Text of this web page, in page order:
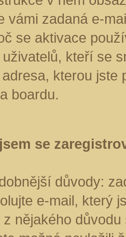
vámi zadaná e-
se aktivace
uživatelů, kteří se
kterou jste
boardu.
se
důvody:
e-mail, který
nějakého